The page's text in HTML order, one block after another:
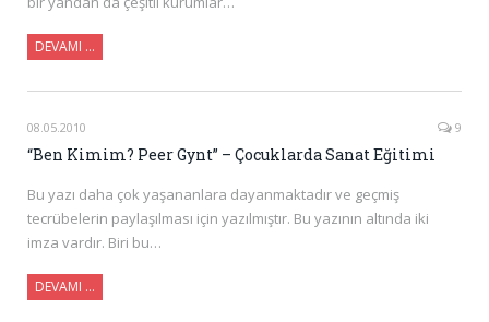
DEVAMI …
08.05.2010 9
“Ben Kimim? Peer Gynt” – Çocuklarda Sanat Eğitimi
Bu yazı daha çok yaşananlara dayanmaktadır ve geçmiş
tecrübelerin paylaşılması için yazılmıştır. Bu yazının altında iki
imza vardır. Biri bu…
DEVAMI …